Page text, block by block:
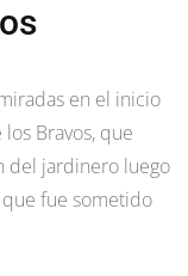
en el inicio
Bravos, que
del jardinero luego
fue sometido